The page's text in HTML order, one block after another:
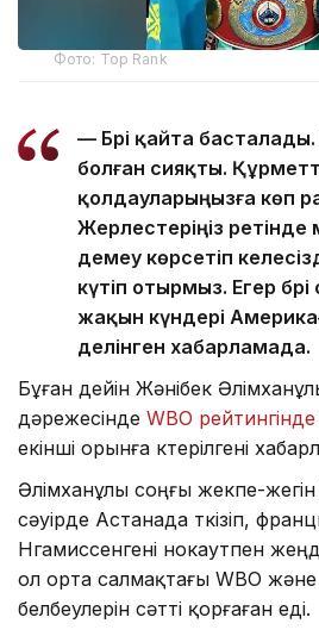
Фото: Top Rank
— Бәрі қайта
болған сияқты.
қолдауларыңызға көп
Жерлестеріңіз
демеу көрсетіп
күтіп отырмыз. Егер
жақын күндері
делінген хабарламада.
Бұған дейін Жәнібек
дәрежесінде WBO рейтингінде
екінші орынға көтерілгені
Әлімханұлы соңғы жекпе-
сәуірде Астанада өткізіп,
Нгамиссенгені нокаутпен
ол орта салмақтағы WBO
белбеулерін сәтті қорғаған еді.